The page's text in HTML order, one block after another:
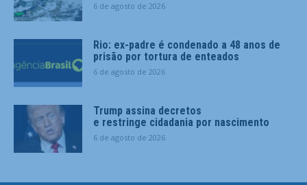
6 de agosto de 2026
Rio: ex-padre é condenado a 48 anos de
prisão por tortura de enteados
6 de agosto de 2026
Trump assina decretos
e restringe cidadania por nascimento
6 de agosto de 2026